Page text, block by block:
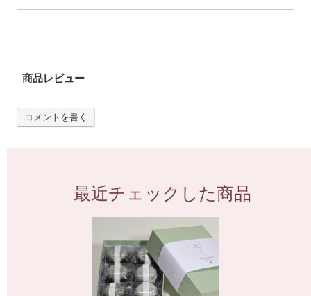
商品レビュー
コメントを書く
最近チェックした商品